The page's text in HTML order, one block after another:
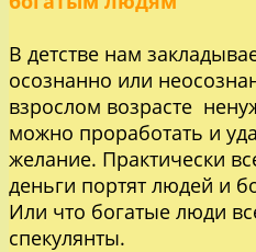
В детстве нам
осознанно или
взрослом возрасте
можно проработать и
желание. Практически
деньги портят людей и
Или что богатые люди
спекулянты.